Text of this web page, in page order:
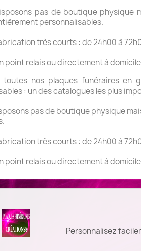
pas de boutique
personnalisables.
très courts : de 24h00 à
point relais ou directement à
toutes nos plaques funéraires en
: un des catalogues les plus
pas de boutique physique
très courts : de 24h00 à
point relais ou directement à
Personnalisez